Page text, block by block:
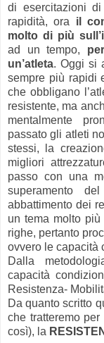
di esercitazioni
rapidità, ora il
molto di più
ad un tempo,
un’atleta. Oggi si
sempre più rapidi
che obbligano
resistente, ma
mentalmente
passato gli atleti
stessi, la
migliori
passo con una
superamento
abbattimento dei
un tema molto
righe, pertanto
ovvero le capacità
Dalla
capacità
Resistenza -
Da quanto scritto
che tratteremo
così), la